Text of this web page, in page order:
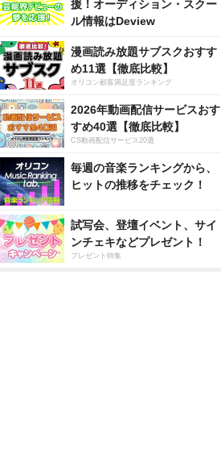
援！オーディション・スクー
ル情報はDeview
漫画読み放題サブスクおすす
め11選【徹底比較】
オリコン顧客満足度ランキング
2026年動画配信サービスおす
すめ40選【徹底比較】
CS動画配信サービス20選
毎週の音楽ランキングから、
ヒットの推移をチェック！
試写会、登壇イベント、サイ
ンチェキなどプレゼント！
プレゼント特集